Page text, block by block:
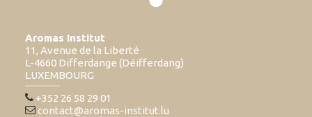
Aromas Institut
11, Avenue de la Liberté
L-4660 Differdange (Déifferdang)
LUXEMBOURG
+352 26 58 29 01
contact@aromas-institut.lu